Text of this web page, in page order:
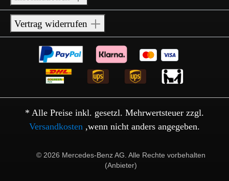
Vertrag widerrufen
* Alle Preise inkl. gesetzl. Mehrwertsteuer zzgl.
Versandkosten ,wenn nicht anders angegeben.
© 2026 Mercedes-Benz AG. Alle Rechte vorbehalten
(Anbieter)